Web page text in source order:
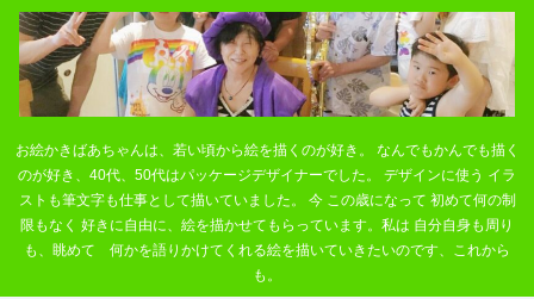
お絵かきばあちゃんは、若い頃から絵を描くのが好き。 なんでもかんでも描く
のが好き、40代、50代はパッケージデザイナーでした。 デザインに使う イラ
ストも筆文字も仕事として描いていました。 今 この歳になって 初めて何の制
限もなく 好きに自由に、絵を描かせてもらっています。私は 自分自身も周り
も、眺めて 何かを語りかけてくれる絵を描いていきたいのです、これから
も。